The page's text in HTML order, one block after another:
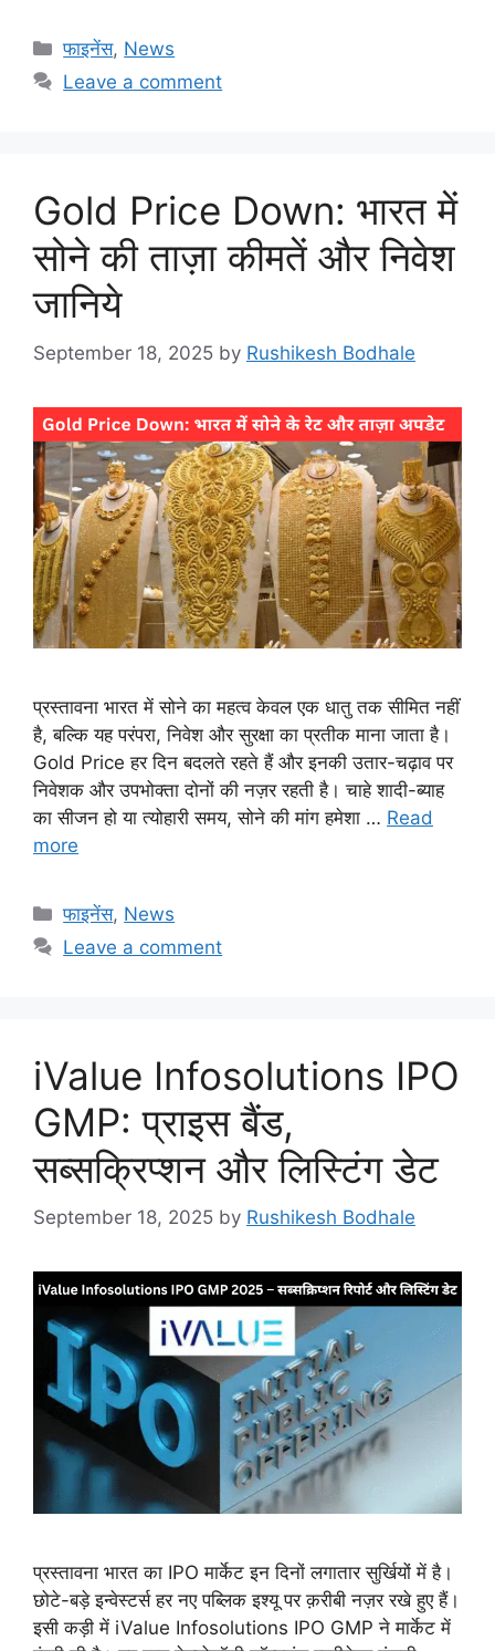
Categories
फाइनेंस, News
Leave a comment
Gold Price Down: भारत में
सोने की ताज़ा कीमतें और निवेश
जानिये
September 18, 2025 by Rushikesh Bodhale
प्रस्तावना भारत में सोने का महत्व केवल एक धातु तक सीमित नहीं
है, बल्कि यह परंपरा, निवेश और सुरक्षा का प्रतीक माना जाता है।
Gold Price हर दिन बदलते रहते हैं और इनकी उतार-चढ़ाव पर
निवेशक और उपभोक्ता दोनों की नज़र रहती है। चाहे शादी-ब्याह
का सीजन हो या त्योहारी समय, सोने की मांग हमेशा … Read
more
Categories
फाइनेंस, News
Leave a comment
iValue Infosolutions IPO
GMP: प्राइस बैंड,
सब्सक्रिप्शन और लिस्टिंग डेट
September 18, 2025 by Rushikesh Bodhale
प्रस्तावना भारत का IPO मार्केट इन दिनों लगातार सुर्खियों में है।
छोटे-बड़े इन्वेस्टर्स हर नए पब्लिक इश्यू पर क़रीबी नज़र रखे हुए हैं।
इसी कड़ी में iValue Infosolutions IPO GMP ने मार्केट में